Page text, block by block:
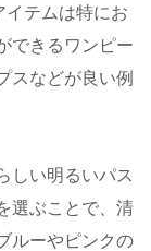
イテムは特にお
できるワンピー
スなどが良い例
しい明るいパス
選ぶことで、清
ルーやピンクの